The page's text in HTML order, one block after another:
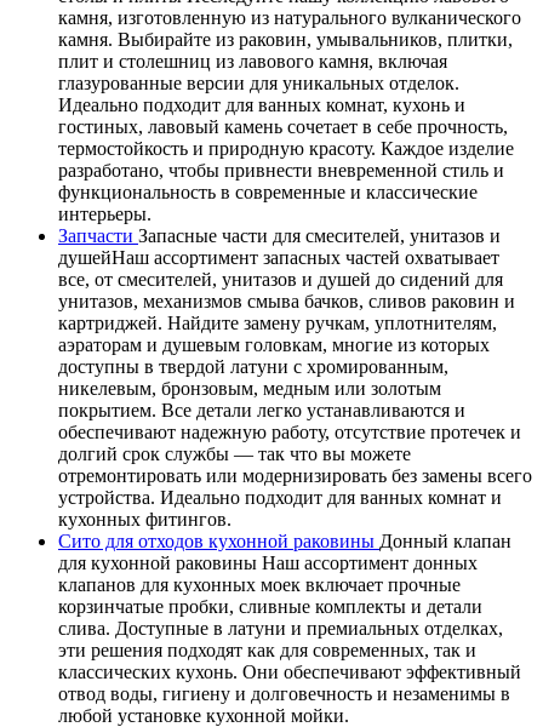
камня, изготовленную из натурального вулканического
камня. Выбирайте из раковин, умывальников, плитки,
плит и столешниц из лавового камня, включая
глазурованные версии для уникальных отделок.
Идеально подходит для ванных комнат, кухонь и
гостиных, лавовый камень сочетает в себе прочность,
термостойкость и природную красоту. Каждое изделие
разработано, чтобы привнести вневременной стиль и
функциональность в современные и классические
интерьеры.
Запчасти Запасные части для смесителей, унитазов и
душейНаш ассортимент запасных частей охватывает
все, от смесителей, унитазов и душей до сидений для
унитазов, механизмов смыва бачков, сливов раковин и
картриджей. Найдите замену ручкам, уплотнителям,
аэраторам и душевым головкам, многие из которых
доступны в твердой латуни с хромированным,
никелевым, бронзовым, медным или золотым
покрытием. Все детали легко устанавливаются и
обеспечивают надежную работу, отсутствие протечек и
долгий срок службы — так что вы можете
отремонтировать или модернизировать без замены всего
устройства. Идеально подходит для ванных комнат и
кухонных фитингов.
Сито для отходов кухонной раковины Донный клапан
для кухонной раковины Наш ассортимент донных
клапанов для кухонных моек включает прочные
корзинчатые пробки, сливные комплекты и детали
слива. Доступные в латуни и премиальных отделках,
эти решения подходят как для современных, так и
классических кухонь. Они обеспечивают эффективный
отвод воды, гигиену и долговечность и незаменимы в
любой установке кухонной мойки.